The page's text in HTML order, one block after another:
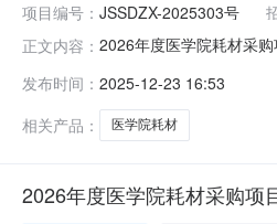
项目编号： JSSDZX-2025303号
正文内容： 2026年度医学院耗材采
包：响应供应商不足三家
详见采购
发布时间： 2025-12-23 16:53
相关产品：
医学院耗材
2026年度医学院耗材采购项